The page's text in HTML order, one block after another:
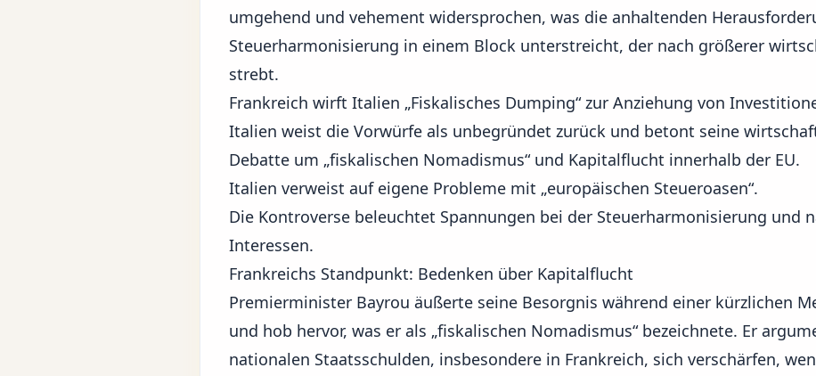
umgehend und vehement widersprochen, was die anhaltenden
Steuerharmonisierung in einem Block unterstreicht, der nach größerer
strebt.
Frankreich wirft Italien „Fiskalisches Dumping“ zur Anziehung von
Italien weist die Vorwürfe als unbegründet zurück und betont seine
Debatte um „fiskalischen Nomadismus“ und Kapitalflucht innerhalb der EU.
Italien verweist auf eigene Probleme mit „europäischen Steueroasen“.
Die Kontroverse beleuchtet Spannungen bei der Steuerharmonisierung und
Interessen.
Frankreichs Standpunkt: Bedenken über Kapitalflucht
Premierminister Bayrou äußerte seine Besorgnis während einer kürzlichen
und hob hervor, was er als „fiskalischen Nomadismus“ bezeichnete. Er
nationalen Staatsschulden, insbesondere in Frankreich, sich verschärfen,